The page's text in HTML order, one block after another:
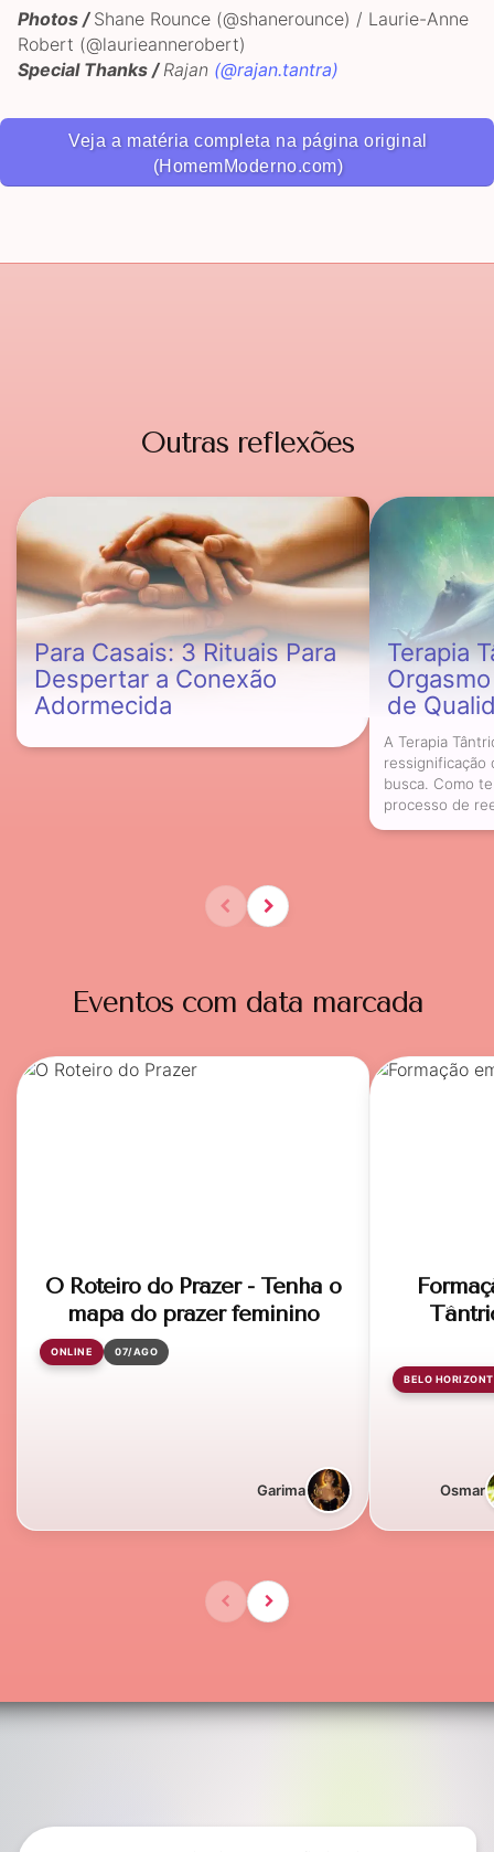
Photos / Shane Rounce (@shanerounce) / Laurie-Anne
Robert (@laurieannerobert)
Special Thanks / Rajan (@rajan.tantra)
Veja a matéria completa na página original
(HomemModerno.com)
Outras reflexões
Para Casais: 3 Rituais Para
Despertar a Conexão
Adormecida
Terapia
de
A Terapia
ressignificação
busca. Como
processo de
Eventos com data marcada
O Roteiro do Prazer - Tenha o
mapa do prazer feminino
ONLINE 07/AGO
Garima
BELO
Osmar